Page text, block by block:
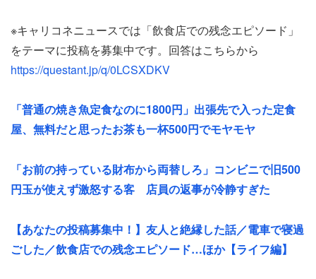
からだった。男性が「まさか予約時間からじゃないですよ
ね。この料理が出てくるまでに1時間近く過ぎてるんです
けど」と90分制の制限時間について確認すると、店員から
「い、今からで大丈夫です」
時間は確保されたものの、ここからが本番だった。
「薄いこま切れ肉を限界まで火を通したかな
というのが乗った何か」
※キャリコネニュースでは「飲食店での残念エピソード」
をテーマに投稿を募集中です。回答はこちらから
https://questant.jp/q/0LCSXDKV
「普通の焼き魚定食なのに1800円」出張先で入った定食
屋、無料だと思ったお茶も一杯500円でモヤモヤ
「お前の持っている財布から両替しろ」コンビニで旧500
円玉が使えず激怒する客 店員の返事が冷静すぎた
【あなたの投稿募集中！】友人と絶縁した話／電車で寝過
ごした／飲食店での残念エピソード…ほか【ライフ編】